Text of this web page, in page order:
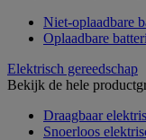
Niet-oplaadbare
Oplaadbare
Elektrisch gereedschap
Bekijk de hele
Draagbaar
Snoerloos